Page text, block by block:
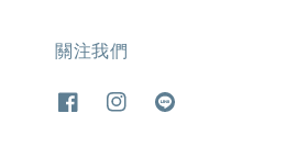
關注我們